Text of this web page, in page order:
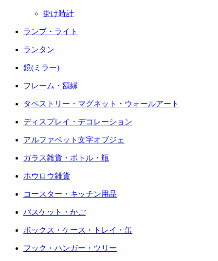
掛け時計
ランプ・ライト
ランタン
鏡(ミラー)
フレーム・額縁
タペストリー・マグネット・ウォールアート
ディスプレイ・デコレーション
アルファベット文字オブジェ
ガラス雑貨・ボトル・瓶
ホウロウ雑貨
コースター・キッチン用品
バスケット・かご
ボックス・ケース・トレイ・缶
フック・ハンガー・ツリー